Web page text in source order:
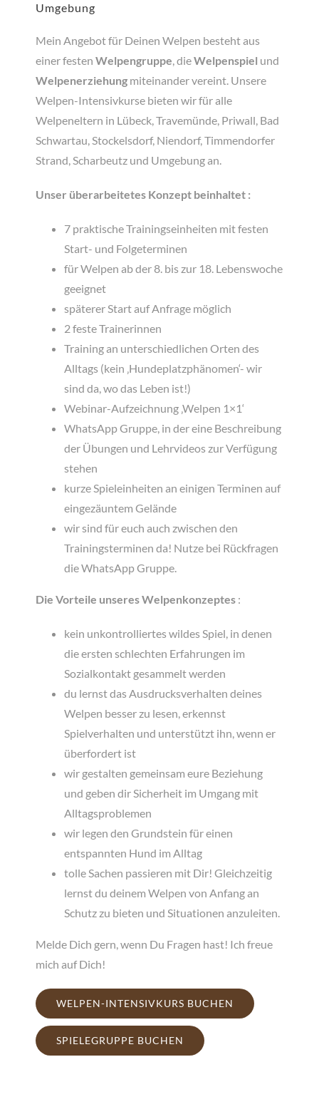
Umgebung
Mein Angebot für Deinen Welpen besteht aus
einer festen Welpengruppe, dieWelpenspiel und
Welpenerziehungmiteinander vereint. Unsere
Welpen-Intensivkurse bieten wir für alle
Welpeneltern in Lübeck, Travemünde, Priwall, Bad
Schwartau, Stockelsdorf, Niendorf, Timmendorfer
Strand, Scharbeutz und Umgebung an.
Unser überarbeitetes Konzept beinhaltet :
7 praktische Trainingseinheiten mit festen
Start- und Folgeterminen
für Welpen ab der 8. bis zur 18. Lebenswoche
geeignet
späterer Start auf Anfrage möglich
2 feste Trainerinnen
Training an unterschiedlichen Orten des
Alltags (kein ‚Hundeplatzphänomen‘- wir
sind da, wo das Leben ist!)
Webinar-Aufzeichnung ‚Welpen 1×1‘
WhatsApp Gruppe, in der eine Beschreibung
der Übungen und Lehrvideos zur Verfügung
stehen
kurze Spieleinheiten an einigen Terminen auf
eingezäuntem Gelände
wir sind für euch auch zwischen den
Trainingsterminen da! Nutze bei Rückfragen
die WhatsApp Gruppe.
Die Vorteile unseres Welpenkonzeptes:
kein unkontrolliertes wildes Spiel, in denen
die ersten schlechten Erfahrungen im
Sozialkontakt gesammelt werden
du lernst das Ausdrucksverhalten deines
Welpen besser zu lesen, erkennst
Spielverhalten und unterstützt ihn, wenn er
überfordert ist
wir gestalten gemeinsam eure Beziehung
und geben dir Sicherheit im Umgang mit
Alltagsproblemen
wir legen den Grundstein für einen
entspannten Hund im Alltag
tolle Sachen passieren mit Dir! Gleichzeitig
lernst du deinem Welpen von Anfang an
Schutz zu bieten und Situationen anzuleiten.
Melde Dich gern, wenn Du Fragen hast! Ich freue
mich auf Dich!
WELPEN-INTENSIVKURS BUCHEN
SPIELEGRUPPE BUCHEN